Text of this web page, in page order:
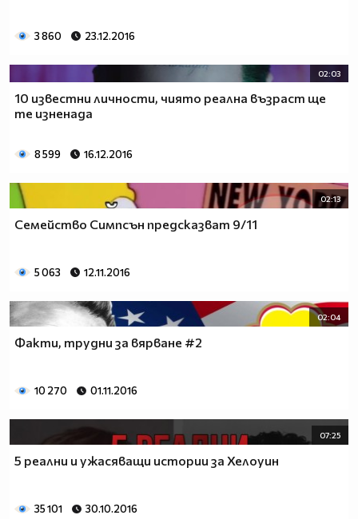
3 860 23.12.2016
02:03
10 известни личности, чиято реална възраст ще
те изненада
8 599 16.12.2016
02:13
Семейство Симпсън предсказват 9/11
5 063 12.11.2016
02:04
Факти, трудни за вярване #2
10 270 01.11.2016
07:25
5 реални и ужасяващи истории за Хелоуин
35 101 30.10.2016